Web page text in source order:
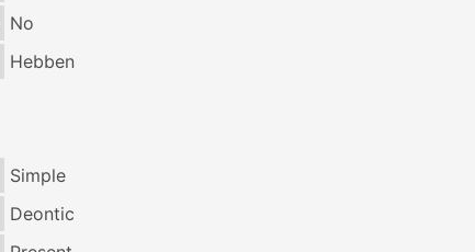
No
Hebben
Simple
Deontic